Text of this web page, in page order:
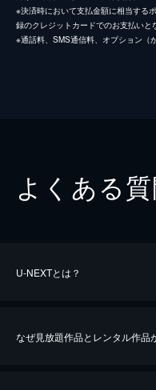
※決済時において支払金額に相当する
録のクレジットカードでのお支払いと
※通話料、SMS通信料、オプション（
よくある
U-NEXTとは？
なぜ見放題作品とレンタル作品